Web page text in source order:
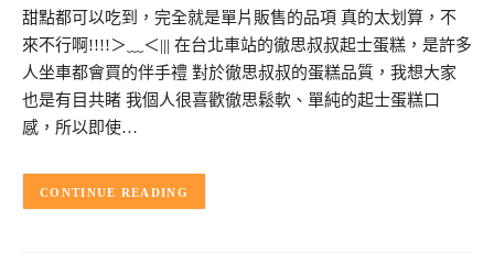
甜點都可以吃到，完全就是單片販售的品項 真的太划算，不
來不行啊!!!!＞﹏＜||| 在台北車站的徹思叔叔起士蛋糕，是許多
人坐車都會買的伴手禮 對於徹思叔叔的蛋糕品質，我想大家
也是有目共睹 我個人很喜歡徹思鬆軟、單純的起士蛋糕口
感，所以即使…
CONTINUE READING